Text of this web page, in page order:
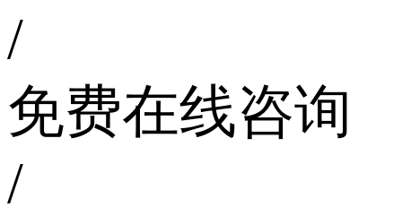
/
免费在线咨询
/